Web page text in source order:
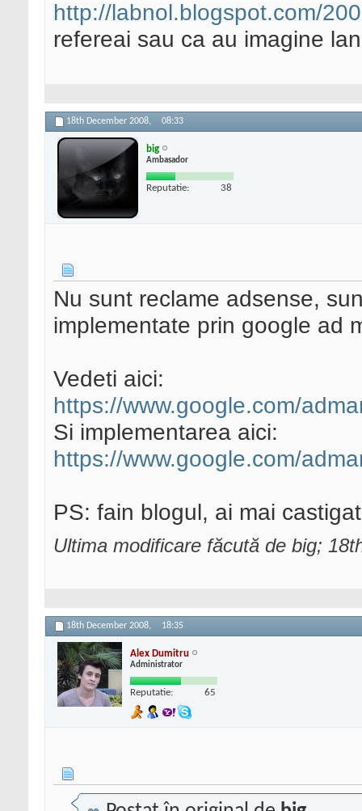
http://labnol.blogspot.com/
refereai sau ca au imagine
18th December 2008, 08:33
big
Ambasador
Reputatie: 38
Nu sunt reclame adsense,
implementate prin google ad
Vedeti aici:
https://www.google.com/
Si implementarea aici:
https://www.google.com/
PS: fain blogul, ai mai
Ultima modificare făcută de big;
18th December 2008, 18:35
Alex Dumitru
Administrator
Reputatie: 65